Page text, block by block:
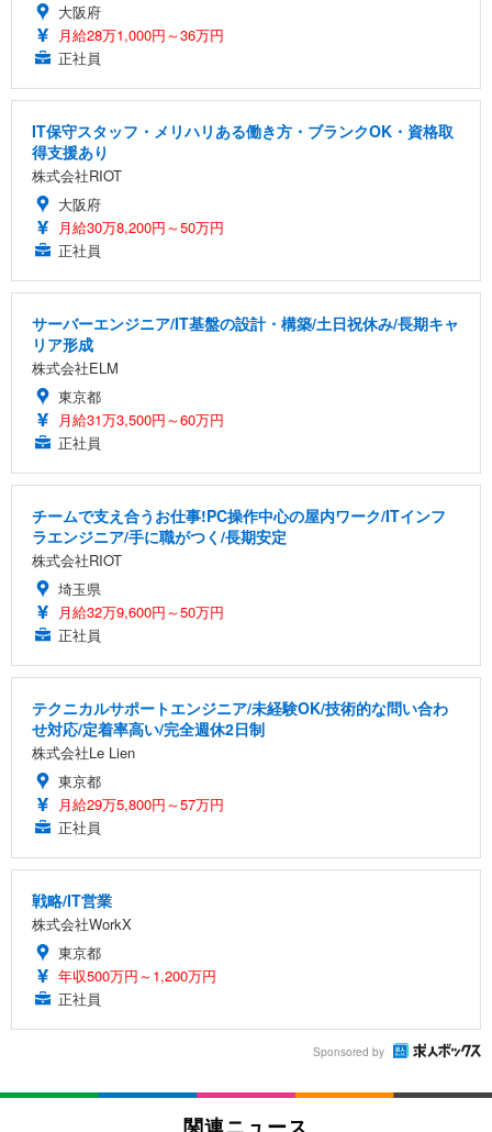
大阪府
月給28万1,000円～36万円
正社員
IT保守スタッフ・メリハリある働き方・ブランクOK・資格取
得支援あり
株式会社RIOT
大阪府
月給30万8,200円～50万円
正社員
サーバーエンジニア/IT基盤の設計・構築/土日祝休み/長期キャ
リア形成
株式会社ELM
東京都
月給31万3,500円～60万円
正社員
チームで支え合うお仕事!PC操作中心の屋内ワーク/ITインフ
ラエンジニア/手に職がつく/長期安定
株式会社RIOT
埼玉県
月給32万9,600円～50万円
正社員
テクニカルサポートエンジニア/未経験OK/技術的な問い合わ
せ対応/定着率高い/完全週休2日制
株式会社Le Lien
東京都
月給29万5,800円～57万円
正社員
戦略/IT営業
株式会社WorkX
東京都
年収500万円～1,200万円
正社員
Sponsored by
関連ニュース